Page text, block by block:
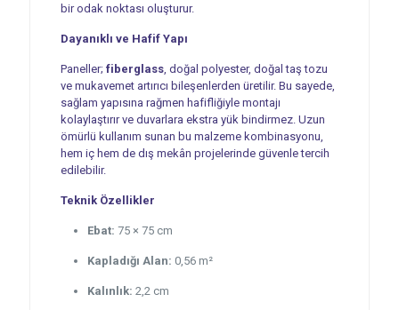
bir odak noktası oluşturur.
Dayanıklı ve Hafif Yapı
Paneller; fiberglass, doğal polyester, doğal taş tozu
ve mukavemet artırıcı bileşenlerden üretilir. Bu sayede,
sağlam yapısına rağmen hafifliğiyle montajı
kolaylaştırır ve duvarlara ekstra yük bindirmez. Uzun
ömürlü kullanım sunan bu malzeme kombinasyonu,
hem iç hem de dış mekân projelerinde güvenle tercih
edilebilir.
Teknik Özellikler
Ebat: 75 × 75 cm
Kapladığı Alan: 0,56 m²
Kalınlık: 2,2 cm